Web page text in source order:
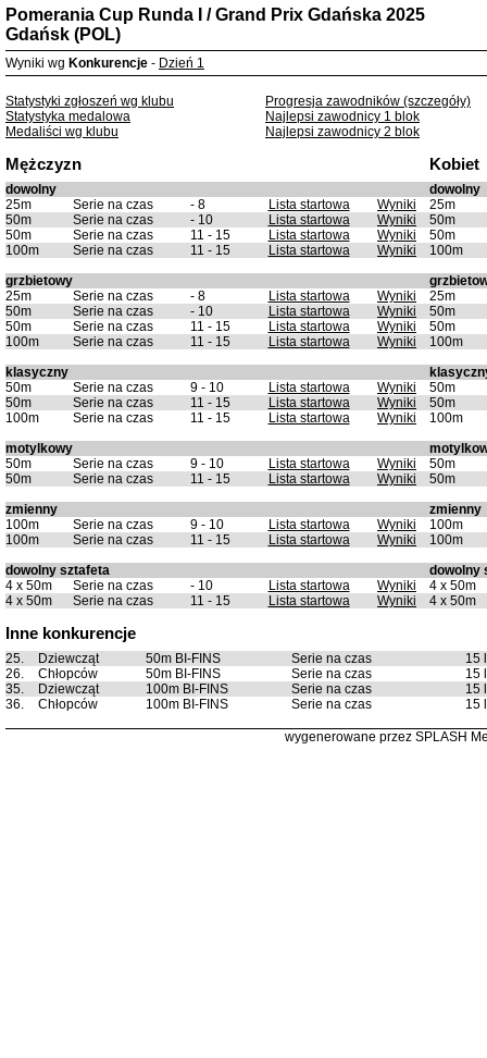
Pomerania Cup Runda I / Grand Prix Gdańska 2025
Gdańsk (POL)
Wyniki wg Konkurencje - Dzień 1
Statystyki zgłoszeń wg klubu
Progresja zawodników (szczegóły)
Statystyka medalowa
Najlepsi zawodnicy 1 blok
Medaliści wg klubu
Najlepsi zawodnicy 2 blok
Mężczyzn Kobiet
dowolny
dowolny
25m
Serie na czas - 8 Lista startowa Wyniki
25m
50m
Serie na czas - 10 Lista startowa Wyniki
50m
50m
Serie na czas 11 - 15 Lista startowa Wyniki
50m
100m
Serie na czas 11 - 15 Lista startowa Wyniki
100m
grzbietowy
25m
Serie na czas - 8 Lista startowa Wyniki
25m
50m
Serie na czas - 10 Lista startowa Wyniki
50m
50m
Serie na czas 11 - 15 Lista startowa Wyniki
50m
100m
Serie na czas 11 - 15 Lista startowa Wyniki
100m
klasyczny
50m
Serie na czas 9 - 10 Lista startowa Wyniki
50m
50m
Serie na czas 11 - 15 Lista startowa Wyniki
50m
100m
Serie na czas 11 - 15 Lista startowa Wyniki
100m
motylkowy
50m
Serie na czas 9 - 10 Lista startowa Wyniki
50m
50m
Serie na czas 11 - 15 Lista startowa Wyniki
50m
zmienny
zmienny
100m
Serie na czas 9 - 10 Lista startowa Wyniki
100m
100m
Serie na czas 11 - 15 Lista startowa Wyniki
100m
dowolny sztafeta
dowolny
4 x 50m
Serie na czas - 10 Lista startowa Wyniki
4 x 50m
4 x 50m
Serie na czas 11 - 15 Lista startowa Wyniki 4 x 50m
Inne konkurencje
25. Dziewcząt 50m BI-FINS Serie na czas
15
26.
Chłopców 50m BI-FINS Serie na czas
15
35.
Dziewcząt 100m BI-FINS Serie na czas
15
36.
Chłopców 100m BI-FINS Serie na czas 15
wygenerowane przez SPLASH